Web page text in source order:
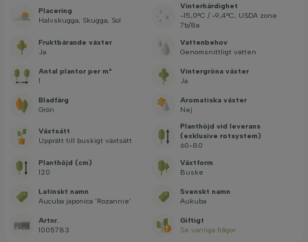
Placering
Halvskugga, Skugga, Sol
Vinterhärdighet
-15,0°C / -9,4°C, USDA zone
7b/8a
Fruktbärande växter
Ja
Vattenbehov
Genomsnittligt vatten
Antal plantor per m²
1
Vintergröna växter
Ja
Bladfärg
Grön
Aromatiska växter
Nej
Växtsätt
Upprätt till buskigt växtsätt
Planthöjd vid leverans
(exklusive rotsystem)
60-80
Planthöjd (cm)
120
Växtform
Buske
Latinskt namn
Aucuba japonica 'Rozannie'
Svenskt namn
Aukuba
Artnr.
1005783
Giftigt
Se vanliga frågor